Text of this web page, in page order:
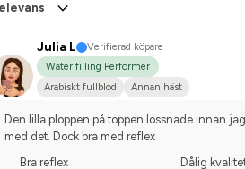
Julia L
Verifierad köpare
Water filling Performer
Arabiskt fullblod
Annan häst
Den lilla ploppen på toppen lossnade innan
med det. Dock bra med reflex
Bra reflex
Dålig